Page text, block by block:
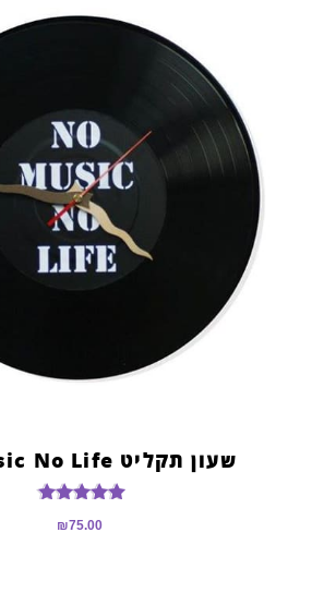
שעון תקליט No Music No Life
דורג
5.00
₪75.00